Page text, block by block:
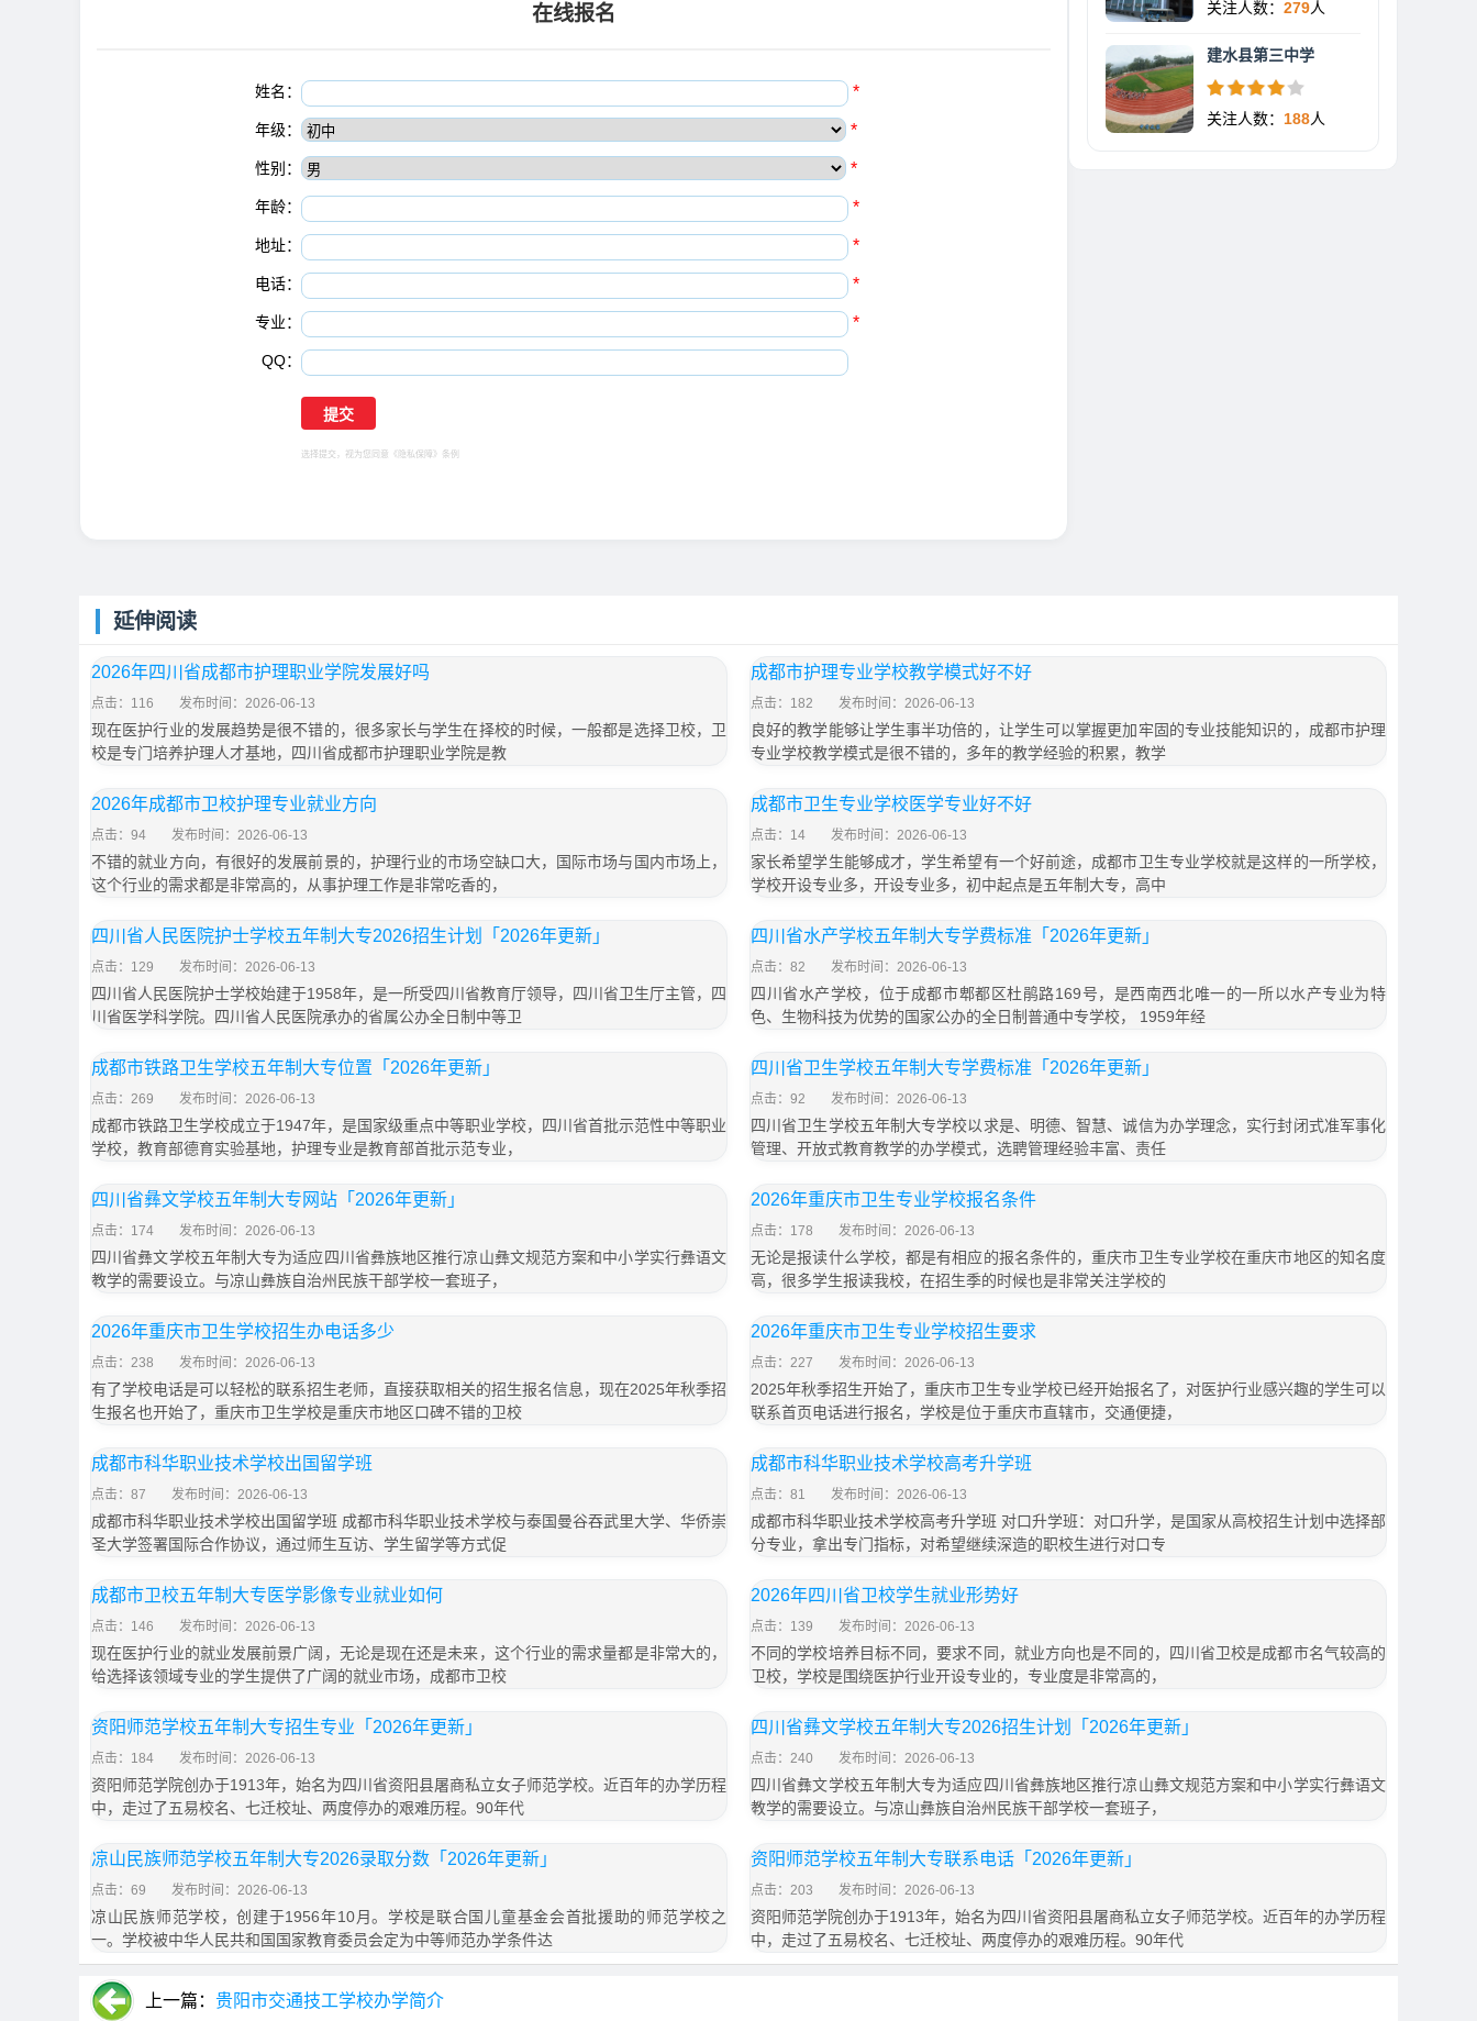
在线报名
姓名： *
年级： *
性别： *
年龄： *
地址： *
电话： *
专业： *
QQ：
选择提交，视为您同意 《隐私保障》 条例
关注人数： 279人
建水县第三中学
关注人数： 188人
延伸阅读
2026年四川省成都市护理职业学院发展好吗
点击：116 发布时间：2026-06-13
现在医护行业的发展趋势是很不错的，很多家长与学生在择校的时候，一般都是选择卫校，卫
校是专门培养护理人才基地，四川省成都市护理职业学院是教
成都市护理专业学校教学模式好不好
点击：182 发布时间：2026-06-13
良好的教学能够让学生事半功倍的，让学生可以掌握更加牢固的专业技能知识的，成都市护理
专业学校教学模式是很不错的，多年的教学经验的积累，教学
2026年成都市卫校护理专业就业方向
点击：94 发布时间：2026-06-13
不错的就业方向，有很好的发展前景的，护理行业的市场空缺口大，国际市场与国内市场上，
这个行业的需求都是非常高的，从事护理工作是非常吃香的，
成都市卫生专业学校医学专业好不好
点击：14 发布时间：2026-06-13
家长希望学生能够成才，学生希望有一个好前途，成都市卫生专业学校就是这样的一所学校，
学校开设专业多，开设专业多，初中起点是五年制大专，高中
四川省人民医院护士学校五年制大专2026招生计划「2026年更新」
点击：129 发布时间：2026-06-13
四川省人民医院护士学校始建于1958年，是一所受四川省教育厅领导，四川省卫生厅主管，四
川省医学科学院。四川省人民医院承办的省属公办全日制中等卫
四川省水产学校五年制大专学费标准「2026年更新」
点击：82 发布时间：2026-06-13
四川省水产学校，位于成都市郫都区杜鹃路169号，是西南西北唯一的一所以水产专业为特
色、生物科技为优势的国家公办的全日制普通中专学校， 1959年经
成都市铁路卫生学校五年制大专位置「2026年更新」
点击：269 发布时间：2026-06-13
成都市铁路卫生学校成立于1947年，是国家级重点中等职业学校，四川省首批示范性中等职业
学校，教育部德育实验基地，护理专业是教育部首批示范专业，
四川省卫生学校五年制大专学费标准「2026年更新」
点击：92 发布时间：2026-06-13
四川省卫生学校五年制大专学校以求是、明德、智慧、诚信为办学理念，实行封闭式准军事化
管理、开放式教育教学的办学模式，选聘管理经验丰富、责任
四川省彝文学校五年制大专网站「2026年更新」
点击：174 发布时间：2026-06-13
四川省彝文学校五年制大专为适应四川省彝族地区推行凉山彝文规范方案和中小学实行彝语文
教学的需要设立。与凉山彝族自治州民族干部学校一套班子，
2026年重庆市卫生专业学校报名条件
点击：178 发布时间：2026-06-13
无论是报读什么学校，都是有相应的报名条件的，重庆市卫生专业学校在重庆市地区的知名度
高，很多学生报读我校，在招生季的时候也是非常关注学校的
2026年重庆市卫生学校招生办电话多少
点击：238 发布时间：2026-06-13
有了学校电话是可以轻松的联系招生老师，直接获取相关的招生报名信息，现在2025年秋季招
生报名也开始了，重庆市卫生学校是重庆市地区口碑不错的卫校
2026年重庆市卫生专业学校招生要求
点击：227 发布时间：2026-06-13
2025年秋季招生开始了，重庆市卫生专业学校已经开始报名了，对医护行业感兴趣的学生可以
联系首页电话进行报名，学校是位于重庆市直辖市，交通便捷，
成都市科华职业技术学校出国留学班
点击：87 发布时间：2026-06-13
成都市科华职业技术学校出国留学班 成都市科华职业技术学校与泰国曼谷吞武里大学、华侨崇
圣大学签署国际合作协议，通过师生互访、学生留学等方式促
成都市科华职业技术学校高考升学班
点击：81 发布时间：2026-06-13
成都市科华职业技术学校高考升学班 对口升学班：对口升学，是国家从高校招生计划中选择部
分专业，拿出专门指标，对希望继续深造的职校生进行对口专
成都市卫校五年制大专医学影像专业就业如何
点击：146 发布时间：2026-06-13
现在医护行业的就业发展前景广阔，无论是现在还是未来，这个行业的需求量都是非常大的，
给选择该领域专业的学生提供了广阔的就业市场，成都市卫校
2026年四川省卫校学生就业形势好
点击：139 发布时间：2026-06-13
不同的学校培养目标不同，要求不同，就业方向也是不同的，四川省卫校是成都市名气较高的
卫校，学校是围绕医护行业开设专业的，专业度是非常高的，
资阳师范学校五年制大专招生专业「2026年更新」
点击：184 发布时间：2026-06-13
资阳师范学院创办于1913年，始名为四川省资阳县屠商私立女子师范学校。近百年的办学历程
中，走过了五易校名、七迁校址、两度停办的艰难历程。90年代
四川省彝文学校五年制大专2026招生计划「2026年更新」
点击：240 发布时间：2026-06-13
四川省彝文学校五年制大专为适应四川省彝族地区推行凉山彝文规范方案和中小学实行彝语文
教学的需要设立。与凉山彝族自治州民族干部学校一套班子，
凉山民族师范学校五年制大专2026录取分数「2026年更新」
点击：69 发布时间：2026-06-13
凉山民族师范学校，创建于1956年10月。学校是联合国儿童基金会首批援助的师范学校之
一。学校被中华人民共和国国家教育委员会定为中等师范办学条件达
资阳师范学校五年制大专联系电话「2026年更新」
点击：203 发布时间：2026-06-13
资阳师范学院创办于1913年，始名为四川省资阳县屠商私立女子师范学校。近百年的办学历程
中，走过了五易校名、七迁校址、两度停办的艰难历程。90年代
上一篇： 贵阳市交通技工学校办学简介